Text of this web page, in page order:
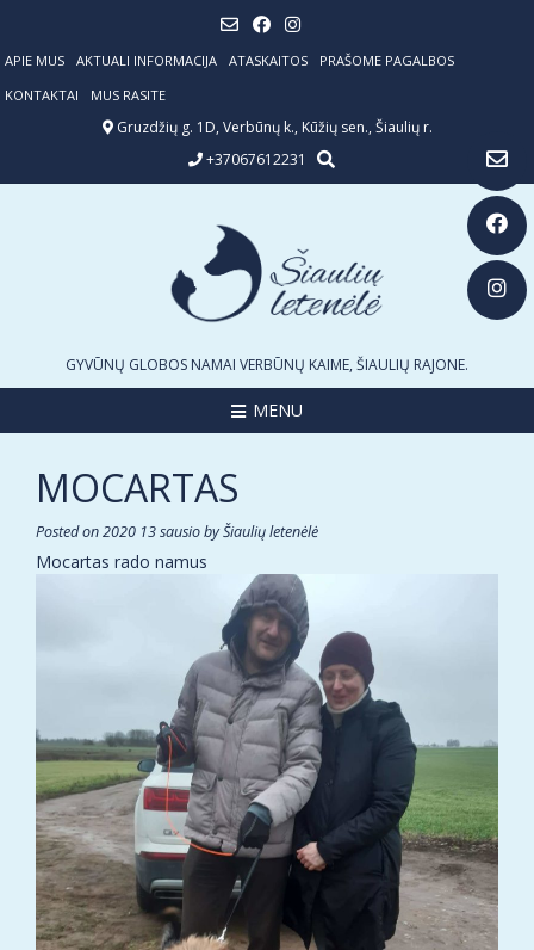
content
APIE MUS AKTUALI INFORMACIJA ATASKAITOS
PRAŠOME PAGALBOS
KONTAKTAI
MUS RASITE
Gruzdžių g. 1D, Verbūnų k., Kūžių sen., Šiaulių r.
+37067612231
GYVŪNŲ GLOBOS NAMAI VERBŪNŲ KAIME, ŠIAULIŲ RAJONE.
MENU
MOCARTAS
Posted on2020 13 sausiobyŠiaulių letenėlė
Mocartas rado namus